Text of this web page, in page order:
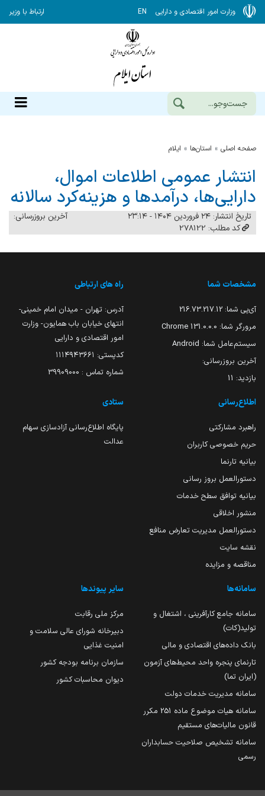
وزارت امور اقتصادی و دارایی EN ارتباط با وزیر
صفحه اصلی استان‌ها ایلام
انتشار عمومی اطلاعات اموال،
دارایی‌ها، درآمدها و هزینه‌كرد سالانه
تاریخ انتشار: ۲۴ فروردین ۱۴۰۴ - ۲۳:۱۴
آخرین بروزرسانی:
کد مطلب: 278122
مشخصات شما
آی‌پی شما: 216.73.217.12
مرورگر شما: 131.0.0.0 Chrome
سیستم‌عامل شما: Android
آخرین بروزرسانی:
بازدید: 11
راه های ارتباطی
آدرس: تهران - میدان امام خمینی-
انتهای خیابان باب همایون- وزارت
امور اقتصادی و دارایی
کدپستی: ۱۱۱۴۹۴۳۶۶۱
شماره تماس : 39909000
اطلاع‌رسانی
راهبرد مشارکتی
حریم خصوصی کاربران
بیانیه تارنما
دستورالعمل بروز رسانی
بیانیه توافق سطح خدمات
منشور اخلاقی
دستورالعمل مدیریت تعارض منافع
نقشه سایت
مناقصه و مزایده
ستادی
پایگاه اطلاع‌رسانی آزادسازی سهام
عدالت
سامانه‌ها
سامانه جامع کارآفرینی ، اشتغال و
تولید(کات)
بانک داده‌های اقتصادی و مالی
تارنمای پنجره واحد محیط‌های آزمون
(ایران تما)
سامانه مدیریت خدمات دولت
سامانه هیات موضوع ماده 251 مکرر
قانون مالیات‌های مستقیم
سامانه تشخیص صلاحیت حسابداران
رسمی
سایر پیوندها
مرکز ملی رقابت
دبیرخانه شورای عالی سلامت و
امنیت غذایی
سازمان برنامه بودجه کشور
دیوان محاسبات کشور